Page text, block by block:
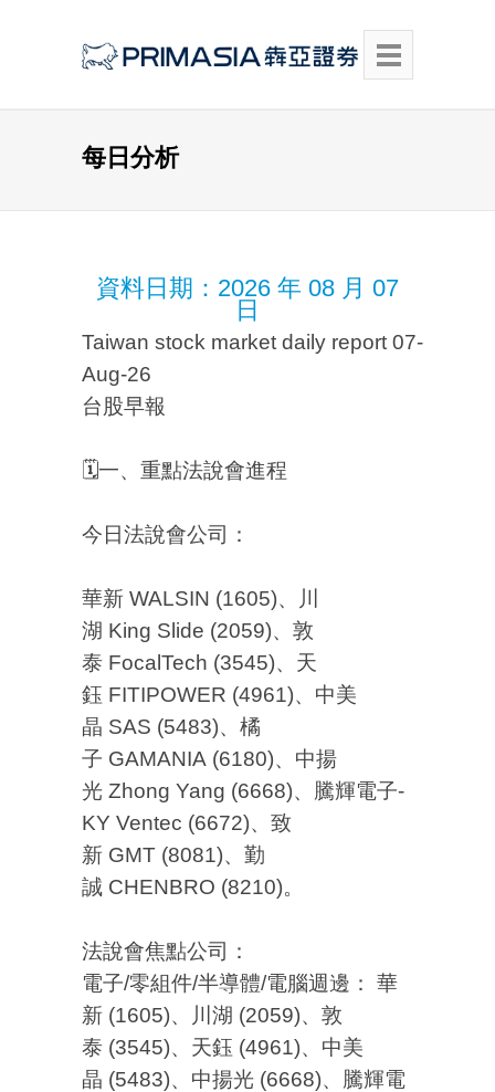
每日分析
資料日期： 2026 年 08 月 07
日
Taiwan stock market daily report 07-
Aug-26
台股早報
🗓️一、重點法說會進程
今日法說會公司：
華新 WALSIN (1605)、川
湖 King Slide (2059)、敦
泰 FocalTech (3545)、天
鈺 FITIPOWER (4961)、中美
晶 SAS (5483)、橘
子 GAMANIA (6180)、中揚
光 Zhong Yang (6668)、騰輝電子-
KY Ventec (6672)、致
新 GMT (8081)、勤
誠 CHENBRO (8210)。
法說會焦點公司：
電子/零組件/半導體/電腦週邊： 華
新 (1605)、川湖 (2059)、敦
泰 (3545)、天鈺 (4961)、中美
晶 (5483)、中揚光 (6668)、騰輝電